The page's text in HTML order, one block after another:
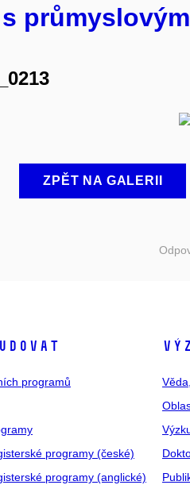
s
ZPĚT NA GALERII
programů
programy (české)
programy (anglické)